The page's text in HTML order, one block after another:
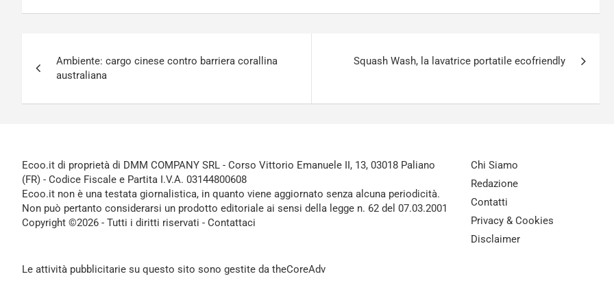
articoli
Ambiente: cargo cinese contro barriera corallina
australiana
Squash Wash, la lavatrice portatile ecofriendly
Ecoo.it di proprietà di DMM COMPANY SRL - Corso Vittorio Emanuele II, 13, 03018 Paliano
(FR) - Codice Fiscale e Partita I.V.A. 03144800608
Ecoo.it non è una testata giornalistica, in quanto viene aggiornato senza alcuna periodicità.
Non può pertanto considerarsi un prodotto editoriale ai sensi della legge n. 62 del 07.03.2001
Copyright ©2026 - Tutti i diritti riservati - Contattaci
Le attività pubblicitarie su questo sito sono gestite da theCoreAdv
Chi Siamo
Redazione
Contatti
Privacy & Cookies
Disclaimer